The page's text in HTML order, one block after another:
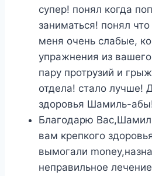
супер! понял когда
заниматься! понял
меня очень слабые,
упражнения из
пару протрузий и
отдела! стало лучше!
здоровья Шамиль-
Благодарю
вам крепкого
вымогали
неправильное